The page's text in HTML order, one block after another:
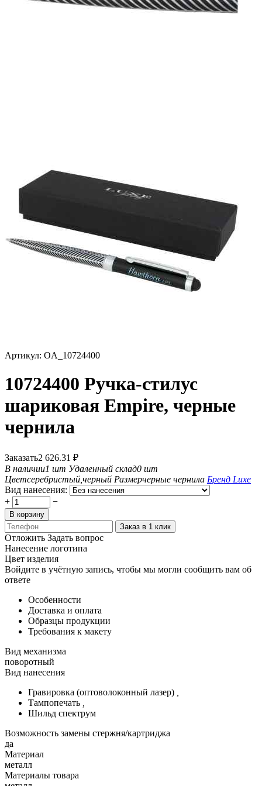
Артикул: OA_10724400
10724400 Ручка-стилус
шариковая Empire, черные
чернила
Заказать2 626.31 ₽
В наличии1 шт Удаленный склад0 шт
Цветсеребристый,черный Размерчерные чернила Бренд Luxe
Вид нанесения:
+
−
В корзину
Заказ в 1 клик
Отложить Задать вопрос
Нанесение логотипа
Цвет изделия
Войдите в учётную запись, чтобы мы могли сообщить вам об
ответе
Особенности
Доставка и оплата
Образцы продукции
Требования к макету
Вид механизма
поворотный
Вид нанесения
Гравировка (оптоволоконный лазер)
Тампопечать
Шильд спектрум
Возможность замены стержня/картриджа
да
Материал
металл
Материалы товара